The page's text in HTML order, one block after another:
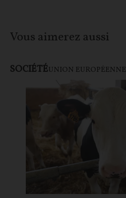
Vous aimerez aussi
SOCIÉTÉUNION EUROPÉENNE